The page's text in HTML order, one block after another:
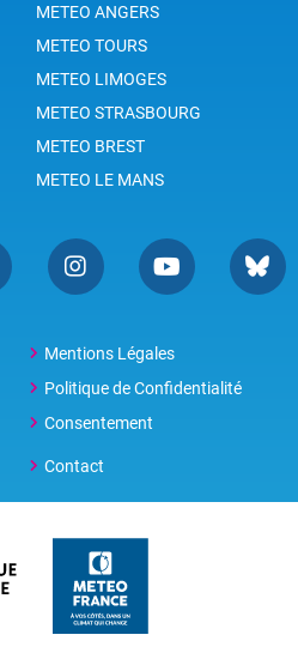
METEO ANGERS
METEO TOURS
METEO LIMOGES
METEO STRASBOURG
METEO BREST
METEO LE MANS
Mentions Légales
Politique de Confidentialité
Consentement
Contact